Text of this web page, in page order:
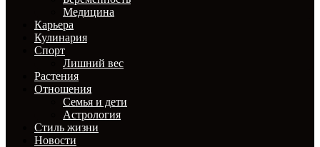
Медицина
Карьера
Кулинария
Спорт
Лишний вес
Растения
Отношения
Семья и дети
Астрология
Стиль жизни
Новости